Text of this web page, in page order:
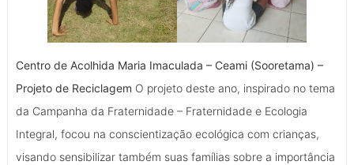
Centro de Acolhida Maria Imaculada – Ceami (Sooretama) –
Projeto de Reciclagem O projeto deste ano, inspirado no tema
da Campanha da Fraternidade – Fraternidade e Ecologia
Integral, focou na conscientização ecológica com crianças,
visando sensibilizar também suas famílias sobre a importância